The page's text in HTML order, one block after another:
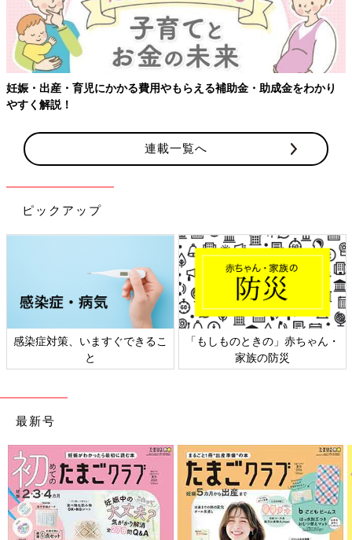
妊娠・出産・育児にかかる費用やもらえる補助金・助成金をわかり
やすく解説！
連載一覧へ
ピックアップ
感染症対策、いますぐできるこ
と
「もしものときの」赤ちゃん・
家族の防災
最新号